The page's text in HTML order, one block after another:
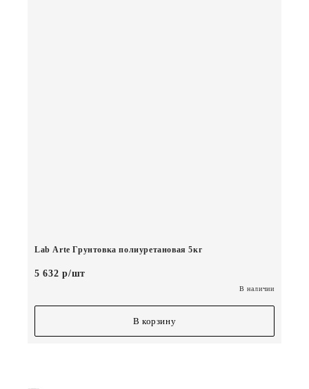
Lab Arte Грунтовка полиуретановая 5кг
5 632 р/шт
В наличии
В корзину